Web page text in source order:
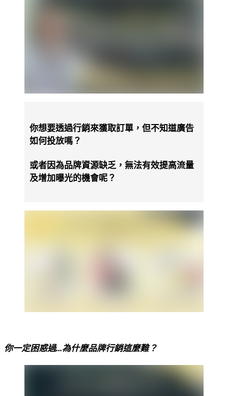
你想要透過行銷來獲取訂單，但不知道廣告
如何投放嗎？
或者因為品牌資源缺乏，無法有效提高流量
及增加曝光的機會呢？
你一定困惑過...為什麼品牌行銷這麼難？